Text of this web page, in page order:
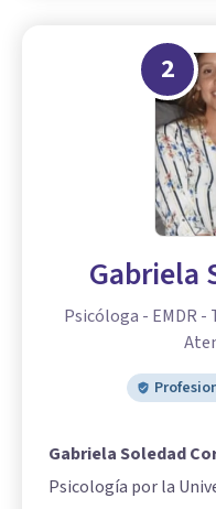
2
Gabriela
Psicóloga - EMDR
Gabriela Soledad
Psicología por la